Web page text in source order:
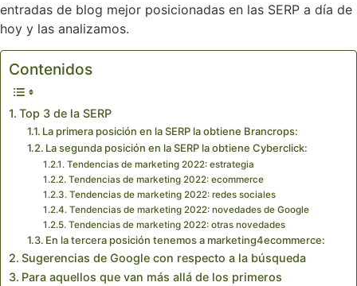
entradas de blog mejor posicionadas en las SERP a día de
hoy y las analizamos.
Contenidos
Top 3 de la SERP
La primera posición en la SERP la obtiene Brancrops:
La segunda posición en la SERP la obtiene Cyberclick:
Tendencias de marketing 2022: estrategia
Tendencias de marketing 2022: ecommerce
Tendencias de marketing 2022: redes sociales
Tendencias de marketing 2022: novedades de Google
Tendencias de marketing 2022: otras novedades
En la tercera posición tenemos a marketing4ecommerce:
Sugerencias de Google con respecto a la búsqueda
Para aquellos que van más allá de los primeros